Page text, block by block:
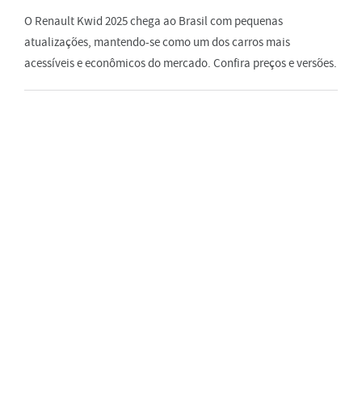
O Renault Kwid 2025 chega ao Brasil com pequenas
atualizações, mantendo-se como um dos carros mais
acessíveis e econômicos do mercado. Confira preços e versões.